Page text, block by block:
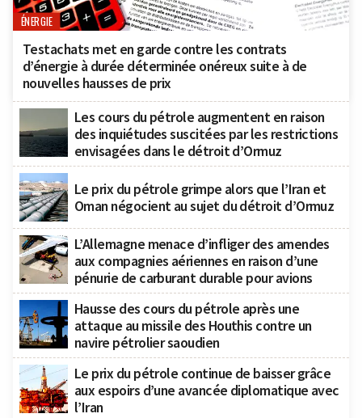
ÉNERGIE
Testachats met en garde contre les contrats
d’énergie à durée déterminée onéreux suite à de
nouvelles hausses de prix
Les cours du pétrole augmentent en raison
des inquiétudes suscitées par les restrictions
envisagées dans le détroit d’Ormuz
Le prix du pétrole grimpe alors que l’Iran et
Oman négocient au sujet du détroit d’Ormuz
L’Allemagne menace d’infliger des amendes
aux compagnies aériennes en raison d’une
pénurie de carburant durable pour avions
Hausse des cours du pétrole après une
attaque au missile des Houthis contre un
navire pétrolier saoudien
Le prix du pétrole continue de baisser grâce
aux espoirs d’une avancée diplomatique avec
l’Iran